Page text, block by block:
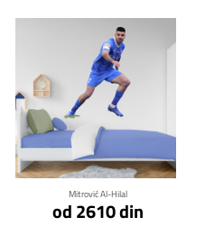
Mitrović Al-Hilal
od 2610 din
Klikni za detalje